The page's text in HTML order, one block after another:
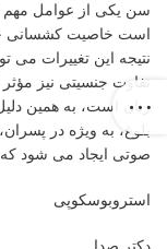
سن یکی از عوامل
است خاصیت کشسانی
نتیجه این تغییرات می
تفاوت جنسیتی نیز
زنان است، به همین
بلوغ، به ویژه در
صوتی ایجاد می شود
استروبوسکوپی